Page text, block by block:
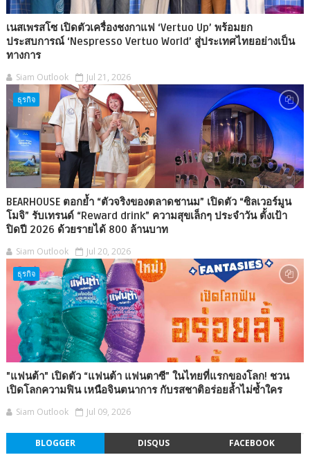
เนสเพรสโซ เปิดตัวเครื่องชงกาแฟ ‘Vertuo Up’ พร้อมยก
ประสบการณ์ ‘Nespresso Vertuo World’ สู่ประเทศไทยอย่างเป็น
ทางการ
Siam Outlook Jul 21, 2026
ธุรกิจ
BEARHOUSE ตอกย้ำ “ตัวจริงของตลาดชานม” เปิดตัว “ซิลเวอร์มูน
โมจิ” รับเทรนด์ “Reward drink” ความสุขเล็กๆ ประจำวัน ตั้งเป้า
ปิดปี 2026 ด้วยรายได้ 800 ล้านบาท
Siam Outlook Jul 20, 2026
ธุรกิจ
"แฟนต้า" เปิดตัว “แฟนต้า แฟนตาซี” ในไทยที่แรกของโลก! ชวน
เปิดโลกความฟิน เหนือจินตนาการ กับรสชาติอร่อยล้ำไม่ซ้ำใคร
Siam Outlook Jul 09, 2026
BLOGGER DISQUS FACEBOOK